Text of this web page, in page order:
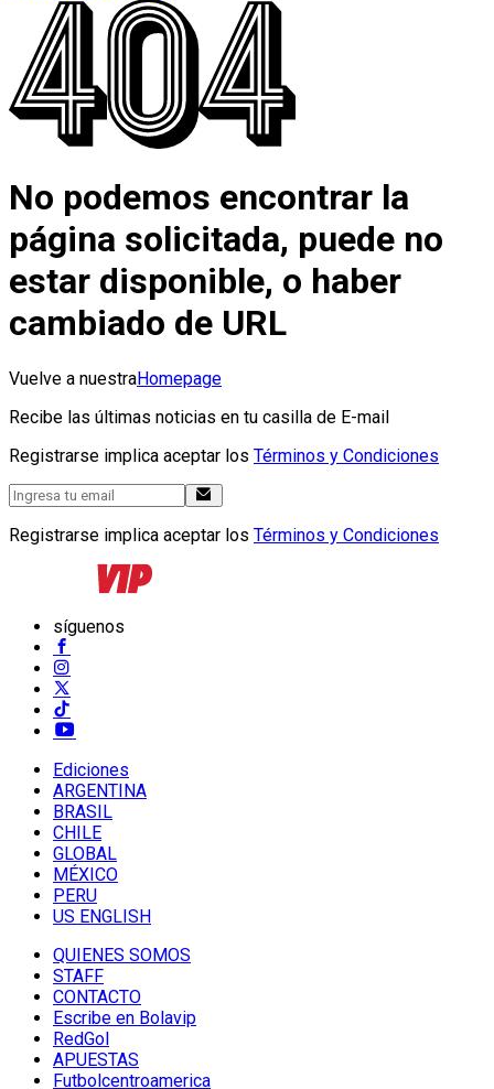
No podemos encontrar la
página solicitada, puede no
estar disponible, o haber
cambiado de URL
Vuelve a nuestraHomepage
Recibe las últimas noticias en tu casilla de E-mail
Registrarse implica aceptar los Términos y Condiciones
Registrarse implica aceptar los Términos y Condiciones
síguenos
Ediciones
ARGENTINA
BRASIL
CHILE
GLOBAL
MÉXICO
PERU
US ENGLISH
QUIENES SOMOS
STAFF
CONTACTO
Escribe en Bolavip
RedGol
APUESTAS
Futbolcentroamerica